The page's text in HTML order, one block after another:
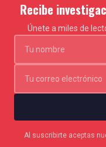
Recibe
Únete a miles de
Al suscribirte aceptas